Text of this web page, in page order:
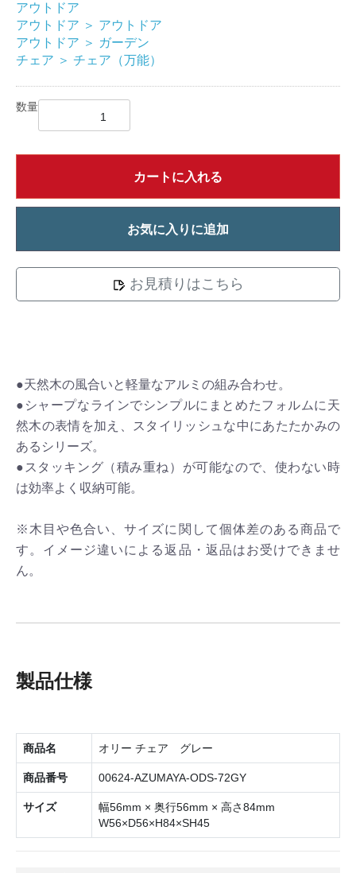
アウトドア
アウトドア ＞ アウトドア
アウトドア ＞ ガーデン
チェア ＞ チェア（万能）
数量
カートに入れる
お気に入りに追加
お見積りはこちら
●天然木の風合いと軽量なアルミの組み合わせ。
●シャープなラインでシンプルにまとめたフォルムに天
然木の表情を加え、スタイリッシュな中にあたたかみの
あるシリーズ。
●スタッキング（積み重ね）が可能なので、使わない時
は効率よく収納可能。
※木目や色合い、サイズに関して個体差のある商品で
す。イメージ違いによる返品・返品はお受けできませ
ん。
製品仕様
商品名 オリー チェア グレー
商品番号 00624-AZUMAYA-ODS-72GY
サイズ
幅56mm × 奥行56mm × 高さ84mm
W56×D56×H84×SH45